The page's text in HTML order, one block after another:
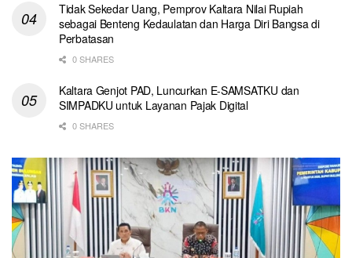
Tidak Sekedar Uang, Pemprov Kaltara Nilai Rupiah
sebagai Benteng Kedaulatan dan Harga Diri Bangsa di
Perbatasan
0 SHARES
Kaltara Genjot PAD, Luncurkan E-SAMSATKU dan
SIMPADKU untuk Layanan Pajak Digital
0 SHARES